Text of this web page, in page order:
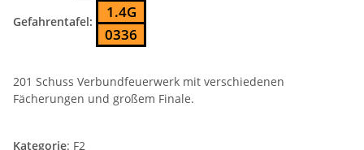
Gefahrentafel:
1.4G
0336
201 Schuss Verbundfeuerwerk mit verschiedenen
Fächerungen und großem Finale.
Kategorie: F2